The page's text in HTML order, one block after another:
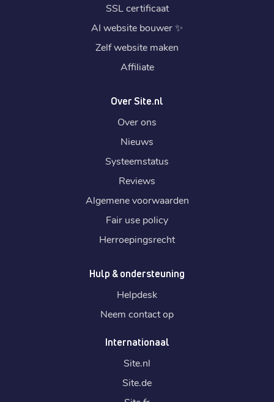
SSL certificaat
AI website bouwer✨
Zelf website maken
Affiliate
Over Site.nl
Over ons
Nieuws
Systeemstatus
Reviews
Algemene voorwaarden
Fair use policy
Herroepingsrecht
Hulp & ondersteuning
Helpdesk
Neem contact op
Internationaal
Site.nl
Site.de